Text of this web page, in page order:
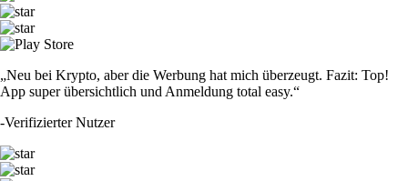
„Neu bei Krypto, aber die Werbung hat mich überzeugt. Fazit: Top!
App super übersichtlich und Anmeldung total easy.“
-Verifizierter Nutzer